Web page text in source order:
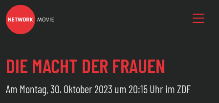
DIE MACHT DER FRAUEN
Am Montag, 30. Oktober 2023 um 20:15 Uhr im ZDF